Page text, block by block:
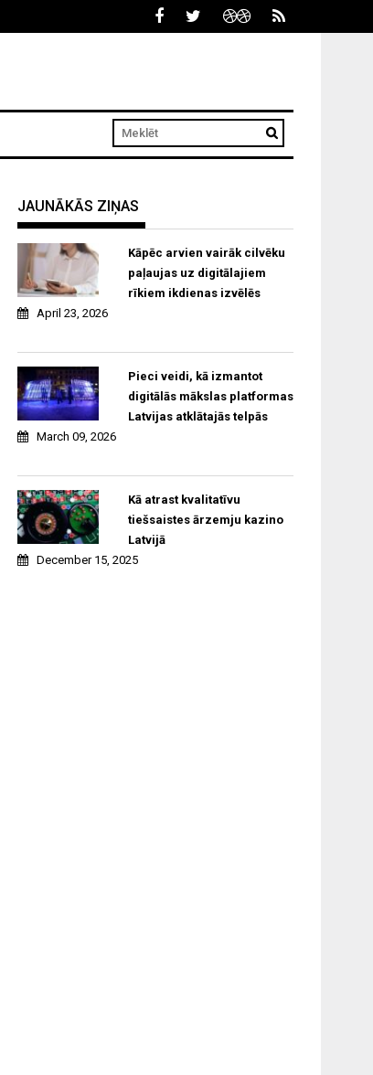
JAUNĀKĀS ZIŅAS
Kāpēc arvien vairāk cilvēku
paļaujas uz digitālajiem
rīkiem ikdienas izvēlēs
April 23, 2026
Pieci veidi, kā izmantot
digitālās mākslas platformas
Latvijas atklātajās telpās
March 09, 2026
Kā atrast kvalitatīvu
tiešsaistes ārzemju kazino
Latvijā
December 15, 2025